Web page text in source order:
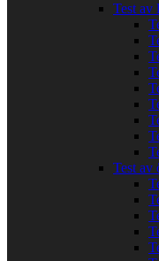
Test av
Test av